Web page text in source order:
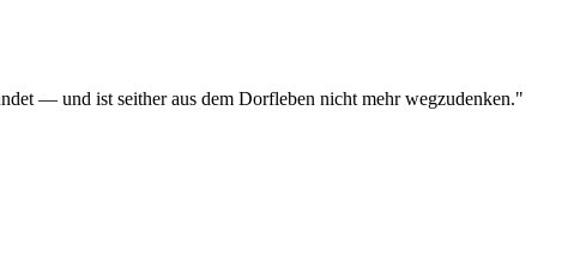
— und ist seither aus dem Dorfleben nicht mehr wegzudenken."